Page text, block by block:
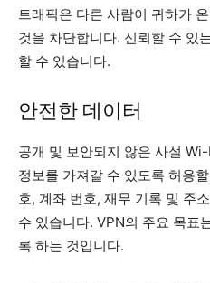
트래픽은 다른 사람이 귀하가
것을 차단합니다. 신뢰할 수 있
할 수 있습니다.
안전한 데이터
공개 및 보안되지 않은 사설
정보를 가져갈 수 있도록 허용
호, 계좌 번호, 재무 기록 및 주
수 있습니다. VPN의 주요 목표
록 하는 것입니다.